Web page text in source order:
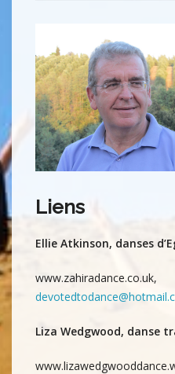
Liens
Ellie Atkinson, danses
www.zahiradance.co.uk,
Liza Wedgwood, danse